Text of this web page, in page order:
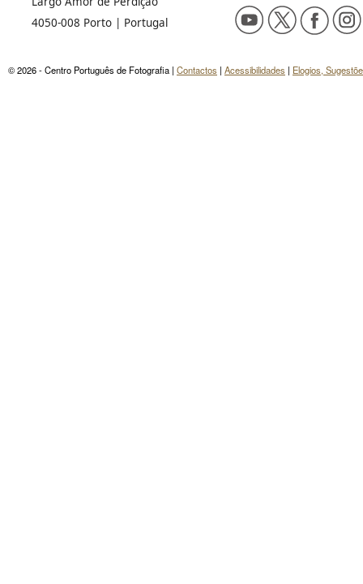
4050-008 Porto | Portugal
© 2026 - Centro Português de Fotografia | Contactos | Acessibilidades | Elogios,